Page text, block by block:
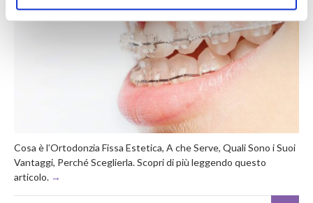
Cosa è l’Ortodonzia Fissa Estetica, A che Serve, Quali Sono i Suoi
Vantaggi, Perché Sceglierla. Scopri di più leggendo questo
articolo.